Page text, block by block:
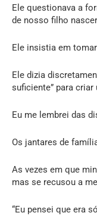
Ele questionava a
de nosso filho
Ele insistia em
Ele dizia
suficiente” para criar
Eu me lembrei das
Os jantares de
As vezes em que
mas se recusou a
“Eu pensei que era